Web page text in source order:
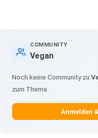
COMMUNITY
Vegan
Noch keine Community zu
zum Thema.
Anmelden